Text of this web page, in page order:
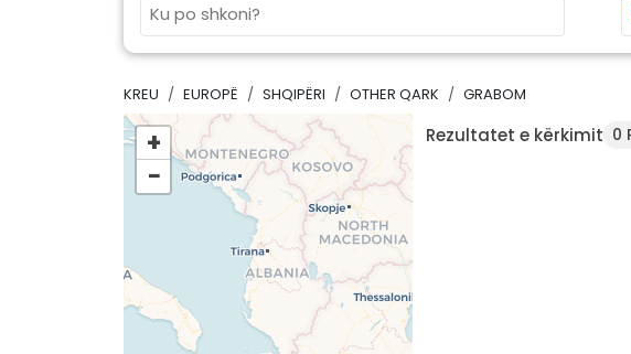
KREU EUROPË SHQIPËRI OTHER QARK GRABOM
+
−
Rezultatet e kërkimit 0